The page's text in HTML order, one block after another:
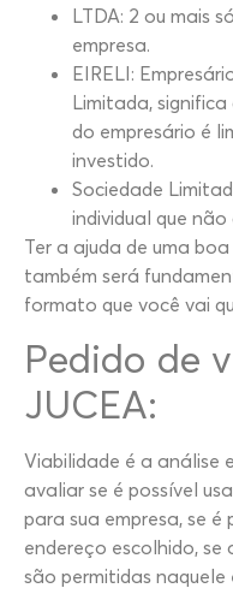
LTDA: 2 ou mais
empresa.
EIRELI:
Limitada, significa
do empresário é
investido.
Sociedade
individual que
Ter a ajuda de uma
também será
formato que você vai
Pedido de
JUCEA:
Viabilidade é a análise
avaliar se é possível
para sua empresa, se é
endereço escolhido, se
são permitidas naquele